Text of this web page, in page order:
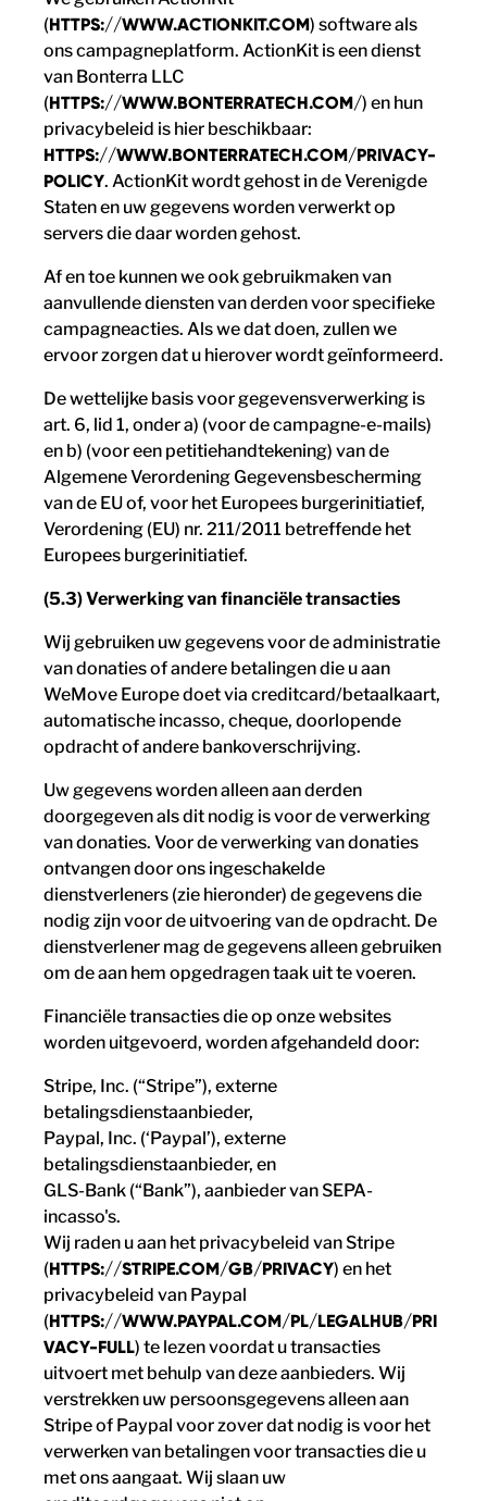
(HTTPS://WWW.ACTIONKIT.COM) software als
ons campagneplatform. ActionKit is een dienst
van Bonterra LLC
(HTTPS://WWW.BONTERRATECH.COM/) en hun
privacybeleid is hier beschikbaar:
HTTPS://WWW.BONTERRATECH.COM/PRIVACY-
POLICY. ActionKit wordt gehost in de Verenigde
Staten en uw gegevens worden verwerkt op
servers die daar worden gehost.
Af en toe kunnen we ook gebruikmaken van
aanvullende diensten van derden voor specifieke
campagneacties. Als we dat doen, zullen we
ervoor zorgen dat u hierover wordt geïnformeerd.
De wettelijke basis voor gegevensverwerking is
art. 6, lid 1, onder a) (voor de campagne-e-mails)
en b) (voor een petitiehandtekening) van de
Algemene Verordening Gegevensbescherming
van de EU of, voor het Europees burgerinitiatief,
Verordening (EU) nr. 211/2011 betreffende het
Europees burgerinitiatief.
(5.3) Verwerking van financiële transacties
Wij gebruiken uw gegevens voor de administratie
van donaties of andere betalingen die u aan
WeMove Europe doet via creditcard/betaalkaart,
automatische incasso, cheque, doorlopende
opdracht of andere bankoverschrijving.
Uw gegevens worden alleen aan derden
doorgegeven als dit nodig is voor de verwerking
van donaties. Voor de verwerking van donaties
ontvangen door ons ingeschakelde
dienstverleners (zie hieronder) de gegevens die
nodig zijn voor de uitvoering van de opdracht. De
dienstverlener mag de gegevens alleen gebruiken
om de aan hem opgedragen taak uit te voeren.
Financiële transacties die op onze websites
worden uitgevoerd, worden afgehandeld door:
Stripe, Inc. (“Stripe”), externe
betalingsdienstaanbieder,
Paypal, Inc. (‘Paypal’), externe
betalingsdienstaanbieder, en
GLS-Bank (“Bank”), aanbieder van SEPA-
incasso's.
Wij raden u aan het privacybeleid van Stripe
(HTTPS://STRIPE.COM/GB/PRIVACY) en het
privacybeleid van Paypal
(HTTPS://WWW.PAYPAL.COM/PL/LEGALHUB/PRI
VACY-FULL) te lezen voordat u transacties
uitvoert met behulp van deze aanbieders. Wij
verstrekken uw persoonsgegevens alleen aan
Stripe of Paypal voor zover dat nodig is voor het
verwerken van betalingen voor transacties die u
met ons aangaat. Wij slaan uw